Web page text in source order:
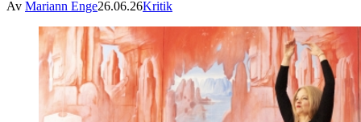
Av Mariann Enge26.06.26Kritik